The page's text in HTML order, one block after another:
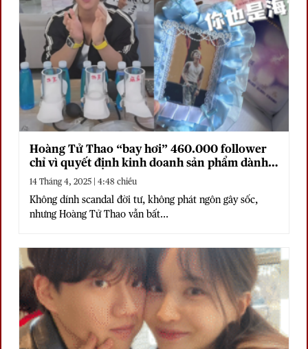
Hoàng Tử Thao “bay hơi” 460.000 follower
chỉ vì quyết định kinh doanh sản phẩm dành
cho phụ nữ
14 Tháng 4, 2025 | 4:48 chiều
Không dính scandal đời tư, không phát ngôn gây sốc,
nhưng Hoàng Tử Thao vẫn bất...